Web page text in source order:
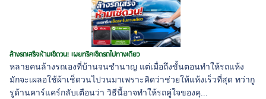
ล้างรถเสร็จห้ามเช็ดวน! เผยทริคเช็ดรถไปทางเดียว
หลายคนล้างรถเองที่บ้านจนชำนาญ แต่เมื่อถึงขั้นตอนทำให้รถแห้ง
มักจะเผลอใช้ผ้าเช็ดวนไปวนมาเพราะคิดว่าช่วยให้แห้งเร็วที่สุด ทว่ากู
รูด้านคาร์แคร์กลับเตือนว่า วิธีนี้อาจทำให้รถคู่ใจของคุ...